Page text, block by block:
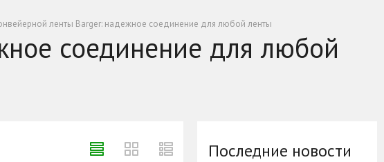
ленты Barger: надежное соединение для любой ленты
соединение для любой
Последние новости